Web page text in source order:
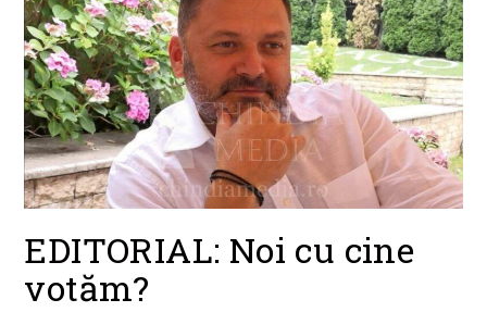
EDITORIAL: Noi cu cine
votăm?